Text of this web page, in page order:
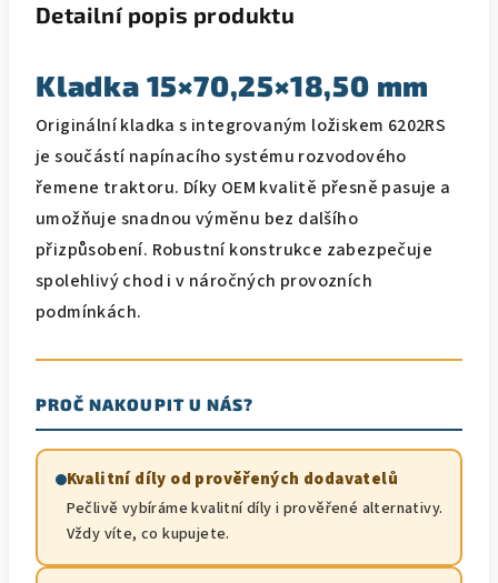
Detailní popis produktu
Kladka 15×70,25×18,50 mm
Originální kladka s integrovaným ložiskem 6202RS
je součástí napínacího systému rozvodového
řemene traktoru. Díky OEM kvalitě přesně pasuje a
umožňuje snadnou výměnu bez dalšího
přizpůsobení. Robustní konstrukce zabezpečuje
spolehlivý chod i v náročných provozních
podmínkách.
PROČ NAKOUPIT U NÁS?
Kvalitní díly od prověřených dodavatelů
Pečlivě vybíráme kvalitní díly i prověřené alternativy.
Vždy víte, co kupujete.